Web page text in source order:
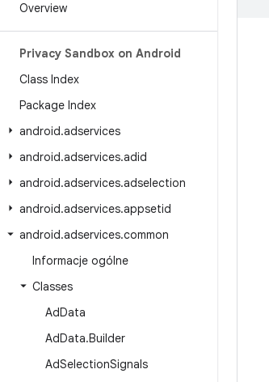
Overview
Privacy Sandbox on Android
Class Index
Package Index
android.adservices
android.adservices.adid
android.adservices.adselection
android.adservices.appsetid
android.adservices.common
Informacje ogólne
Classes
AdData
AdData.Builder
AdSelectionSignals